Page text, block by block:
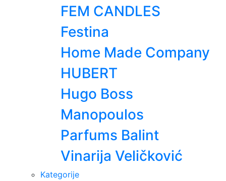
FEM CANDLES
Festina
Home Made Company
HUBERT
Hugo Boss
Manopoulos
Parfums Balint
Vinarija Veličković
Kategorije